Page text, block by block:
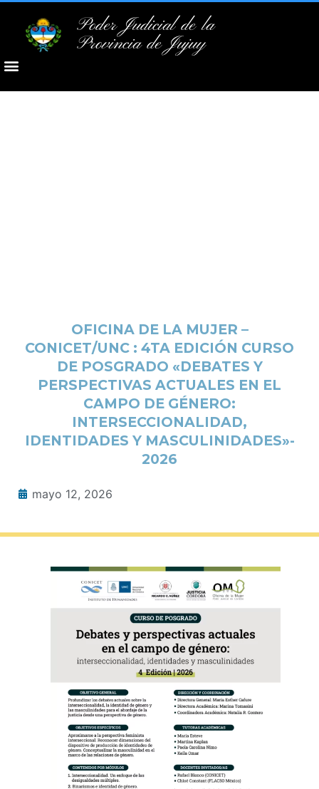
Poder Judicial de la
Provincia de Jujuy
OFICINA DE LA MUJER –
CONICET/UNC : 4TA EDICIÓN CURSO
DE POSGRADO «DEBATES Y
PERSPECTIVAS ACTUALES EN EL
CAMPO DE GÉNERO:
INTERSECCIONALIDAD,
IDENTIDADES Y MASCULINIDADES»-
2026
mayo 12, 2026